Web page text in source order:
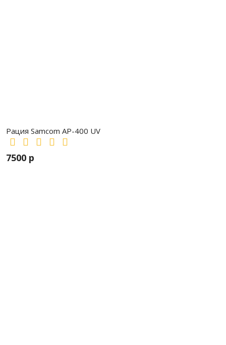
Рация Samcom AP-400 UV
7500 р